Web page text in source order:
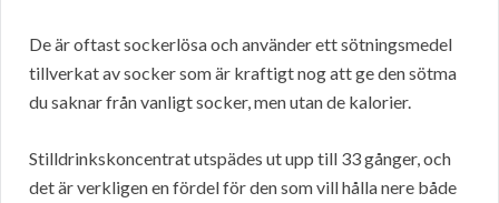
De är oftast sockerlösa och använder ett sötningsmedel
tillverkat av socker som är kraftigt nog att ge den sötma
du saknar från vanligt socker, men utan de kalorier.
Stilldrinkskoncentrat utspädes ut upp till 33 gånger, och
det är verkligen en fördel för den som vill hålla nere både